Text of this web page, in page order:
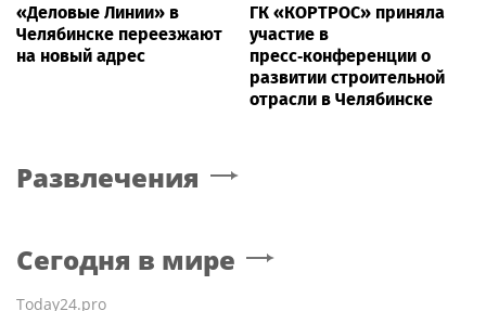
«Деловые Линии» в
Челябинске переезжают
на новый адрес
ГК «КОРТРОС» приняла
участие в
пресс‑конференции о
развитии строительной
отрасли в Челябинске
Развлечения
Сегодня в мире
Today24.pro